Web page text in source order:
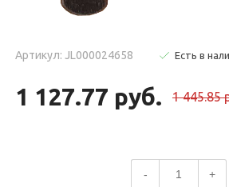
Артикул: JL000024658 Есть в
1 127.77 руб. 1 445.85
- +